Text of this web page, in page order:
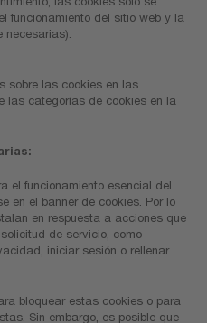
funcionamiento del sitio web y la
necesarias).
sobre las cookies en las
las categorías de cookies en la
el funcionamiento esencial del
en el banner de cookies. Por lo
en respuesta a acciones que
de servicio, como
iniciar sesión o rellenar
bloquear estas cookies o para
Sin embargo, es posible que